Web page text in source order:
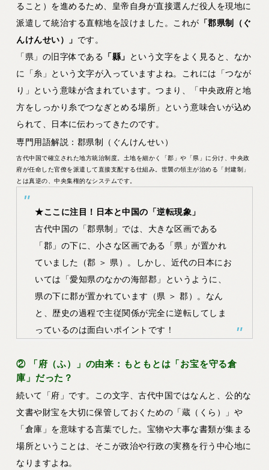
ること）を進めるため、皇帝自身が直接選んだ役人を現地に
派遣して統治する直轄地を設けました。これが 「郡県制（ぐ
んけんせい）」 です。
「県」の旧字体である 「縣」
という文字をよく見ると、なか
に「糸」という文字が入っていますよね。これには
「つなが
り」
という意味が含まれています。つまり、「中央政府と地
方をしっかり糸でつなぎとめる場所」という意味合いが込め
られて、日本に伝わってきたのです。
専門用語解説：郡県制（ぐんけんせい）
古代中国で確立された地方統治制度。土地を細かく「郡」や「県」に分け、中央政
府が任命した官僚を派遣して直接支配する仕組み。世襲の領主が治める「封建制」
とは真逆の、中央集権的なシステムです。
★ここに注目！日本と中国の「逆転現象」
古代中国の「郡県制」では、大きな区画である
「郡」の下に、小さな区画である「県」が置かれ
ていました（郡 ＞ 県）。しかし、近代の日本にお
いては「愛知県のなかの海部郡」というように、
県の下に郡が置かれています（県 ＞ 郡）。なん
と、歴史の過程で主従関係が完全に逆転してしま
っているのは面白いポイントです！
② 「府（ふ）」の由来：もともとは「お宝を守る倉
庫」だった？
続いて「府」です。この文字、古代中国ではなんと、公的な
文書や財宝を大切に保管しておくための 「蔵（くら）」や
「倉庫」 を意味する言葉でした。宝物や大事な書類が集まる
場所ということは、そこが政治や行政の実務を行う中心地に
なりますよね。